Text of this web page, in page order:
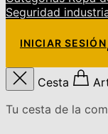
Seguridad
INICIAR SESIÓN
Cesta
Tu cesta de la